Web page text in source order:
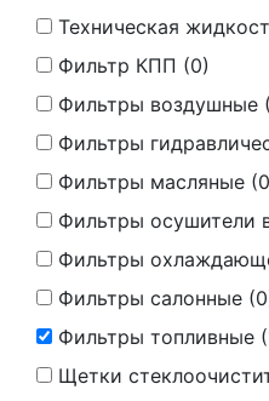
Техническая
Фильтр КПП (0)
Фильтры воздушные (
Фильтры
Фильтры масляные (0
Фильтры осушители
Фильтры
Фильтры салонные (0
Фильтры топливные (
Щетки